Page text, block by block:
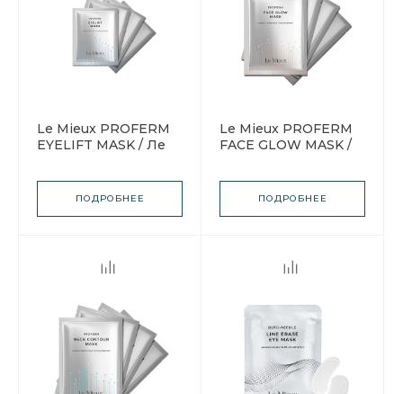
Le Mieux PROFERM
EYELIFT MASK / Ле
лифтинга кожи
вокруг глаз с
ПОДРОБНЕЕ
Le Mieux PROFERM
FACE GLOW MASK /
ферментами для
лица придающее
ПОДРОБНЕЕ